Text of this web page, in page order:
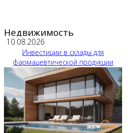
Недвижимость
10.08.2026
Инвестиции в склады для
фармацевтической продукции